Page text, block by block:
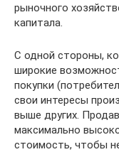
рыночного
капитала.
С одной стороны,
широкие
покупки
свои интересы
выше других.
максимально
стоимость, чтобы